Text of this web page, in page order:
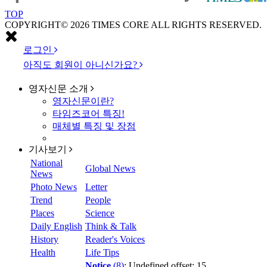
TOP
COPYRIGHT© 2026 TIMES CORE ALL RIGHTS RESERVED.
로그인
아직도 회원이 아니신가요?
영자신문 소개
영자신문이란?
타임즈코어 특징!
매체별 특징 및 장점
기사보기
National
News
Global News
Photo News
Letter
Trend
People
Places
Science
Daily English Think & Talk
History
Reader's Voices
Health
Life Tips